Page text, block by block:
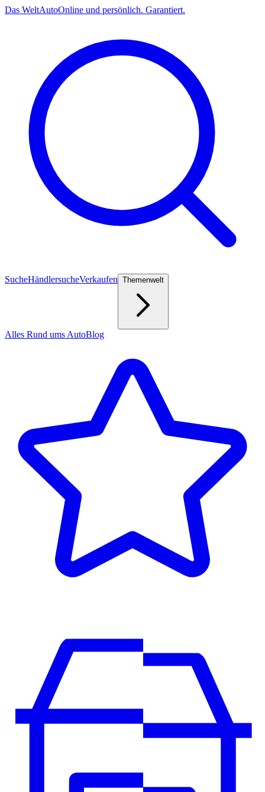
Das WeltAutoOnline und persönlich. Garantiert.
SucheHändlersucheVerkaufen Themenwelt
Alles Rund ums AutoBlog